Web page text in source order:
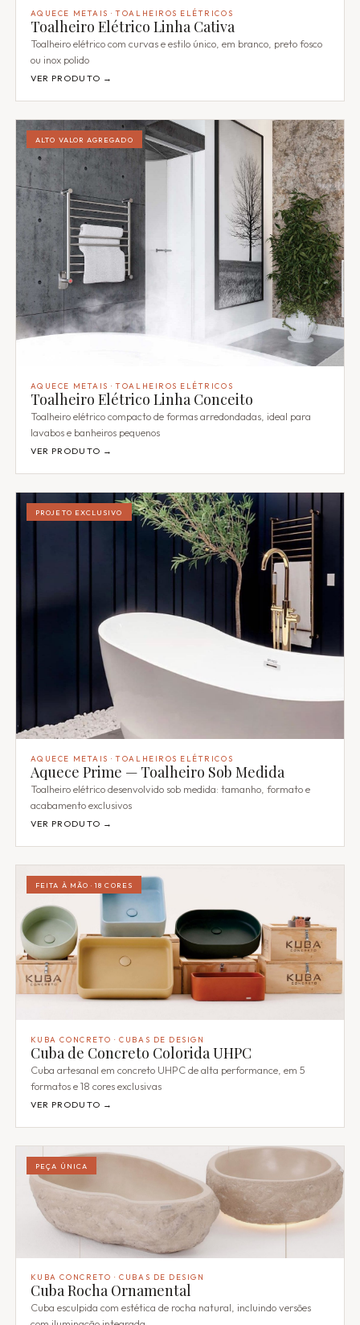
AQUECE METAIS · TOALHEIROS ELÉTRICOS
Toalheiro Elétrico Linha Cativa
Toalheiro elétrico com curvas e estilo único, em branco, preto fosco
ou inox polido
VER PRODUTO →
ALTO VALOR AGREGADO
AQUECE METAIS · TOALHEIROS ELÉTRICOS
Toalheiro Elétrico Linha Conceito
Toalheiro elétrico compacto de formas arredondadas, ideal para
lavabos e banheiros pequenos
VER PRODUTO →
PROJETO EXCLUSIVO
AQUECE METAIS · TOALHEIROS ELÉTRICOS
Aquece Prime — Toalheiro Sob Medida
Toalheiro elétrico desenvolvido sob medida: tamanho, formato e
acabamento exclusivos
VER PRODUTO →
FEITA À MÃO · 18 CORES
KUBA CONCRETO · CUBAS DE DESIGN
Cuba de Concreto Colorida UHPC
Cuba artesanal em concreto UHPC de alta performance, em 5
formatos e 18 cores exclusivas
VER PRODUTO →
PEÇA ÚNICA
KUBA CONCRETO · CUBAS DE DESIGN
Cuba Rocha Ornamental
Cuba esculpida com estética de rocha natural, incluindo versões